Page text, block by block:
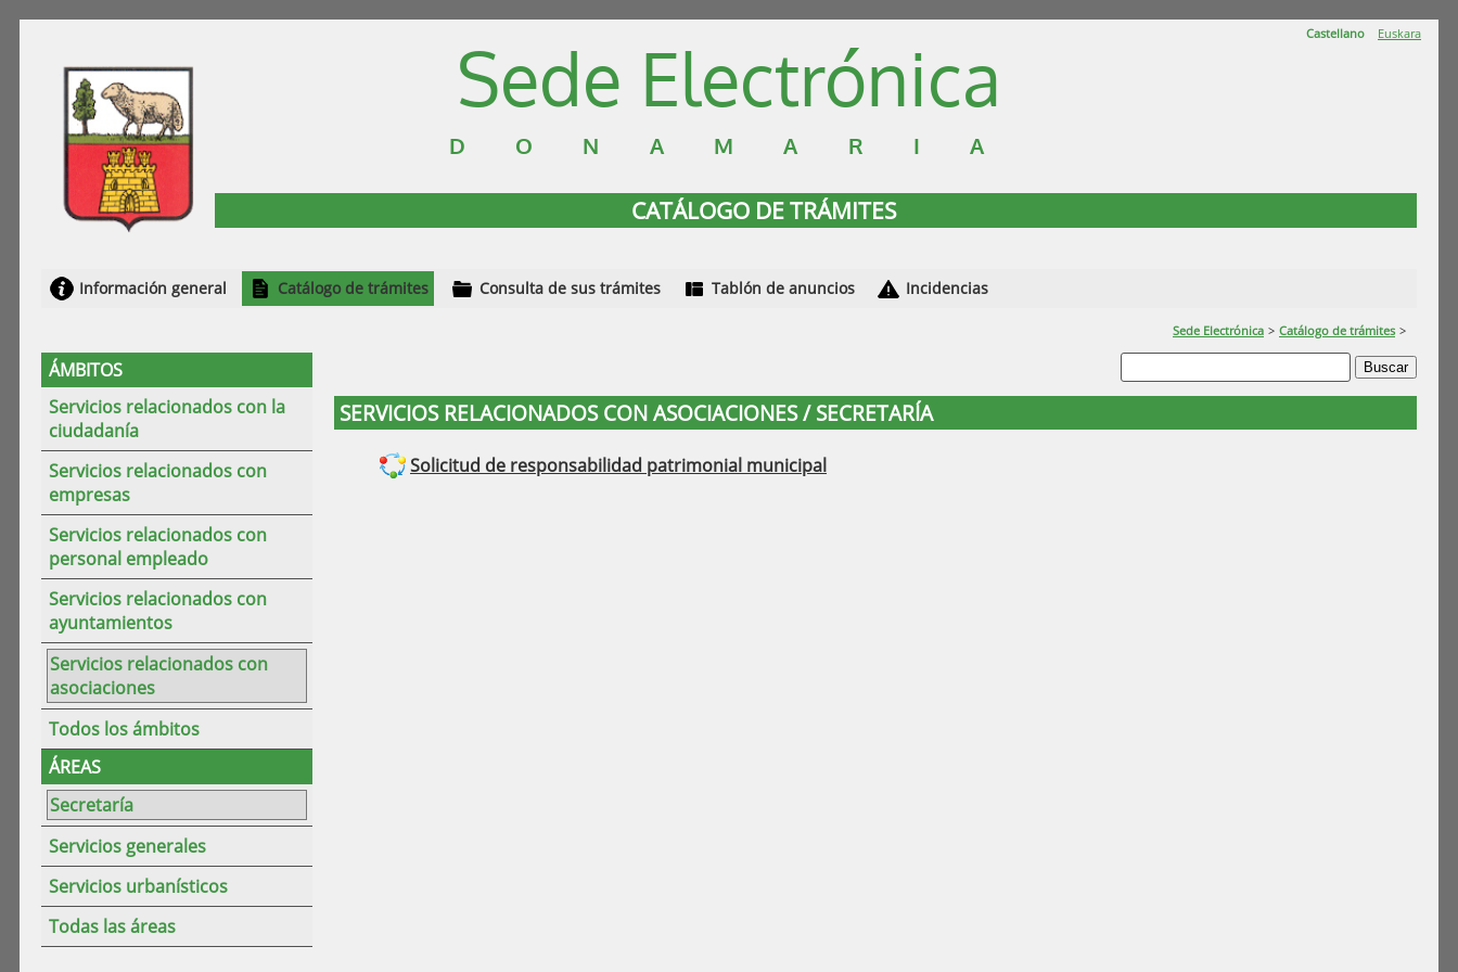
Castellano Euskara
Sede Electrónica
DONAMARIA
CATÁLOGO DE TRÁMITES
Información general Catálogo de trámites Consulta de sus trámites Tablón de anuncios Incidencias
Sede Electrónica > Catálogo de trámites >
ÁMBITOS
Servicios relacionados con la
ciudadanía
Servicios relacionados con
empresas
Servicios relacionados con
personal empleado
Servicios relacionados con
ayuntamientos
Servicios relacionados con
asociaciones
Todos los ámbitos
ÁREAS
Secretaría
Servicios generales
Servicios urbanísticos
Todas las áreas
SERVICIOS RELACIONADOS CON ASOCIACIONES / SECRETARÍA
Solicitud de responsabilidad patrimonial municipal